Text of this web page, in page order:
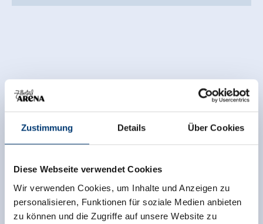
Zustimmung Details Über Cookies
Diese Webseite verwendet Cookies
Wir verwenden Cookies, um Inhalte und Anzeigen zu
personalisieren, Funktionen für soziale Medien anbieten
zu können und die Zugriffe auf unsere Website zu